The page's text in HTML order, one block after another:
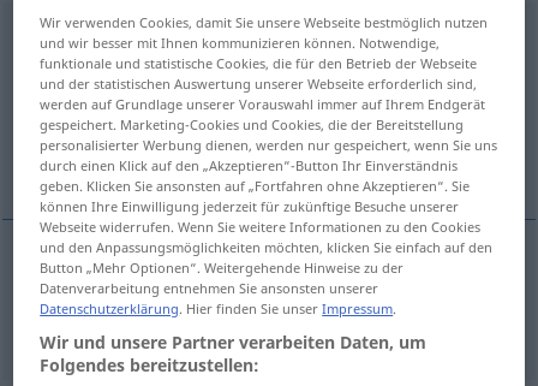
Stierm <-(e)s;-e>
Übersicht aller Übersetzungen
(Für mehr Details die Übersetzung anklicken/antippen)
bik
Stier
Wir verwenden Cookies, damit Sie unsere Webseite bestmöglich nutzen
und wir besser mit Ihnen kommunizieren können. Notwendige,
funktionale und statistische Cookies, die für den Betrieb der Webseite
und der statistischen Auswertung unserer Webseite erforderlich sind,
werden auf Grundlage unserer Vorauswahl immer auf Ihrem Endgerät
gespeichert. Marketing-Cookies und Cookies, die der Bereitstellung
personalisierter Werbung dienen, werden nur gespeichert, wenn Sie uns
durch einen Klick auf den „Akzeptieren“-Button Ihr Einverständnis
geben. Klicken Sie ansonsten auf „Fortfahren ohne Akzeptieren“. Sie
können Ihre Einwilligung jederzeit für zukünftige Besuche unserer
Webseite widerrufen. Wenn Sie weitere Informationen zu den Cookies
und den Anpassungsmöglichkeiten möchten, klicken Sie einfach auf den
Button „Mehr Optionen“. Weitergehende Hinweise zu der
Datenverarbeitung entnehmen Sie ansonsten unserer
Datenschutzerklärung. Hier finden Sie unserImpressum.
Wir und unsere Partner verarbeiten Daten, um
Folgendes bereitzustellen: